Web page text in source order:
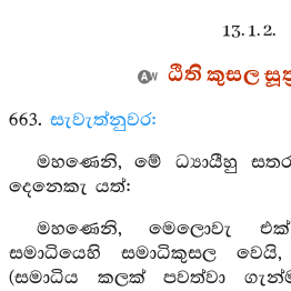
13. 1. 2.
ඨිති කුසල
663. සැවැත්නුවර:
මහණෙනි, මේ ධ්‍යායීහු
දෙනෙකැ යත්:
මහණෙනි, මෙලොවැ
සමාධියෙහි සමාධිකුසල
(සමාධිය කලක් පවත්වා